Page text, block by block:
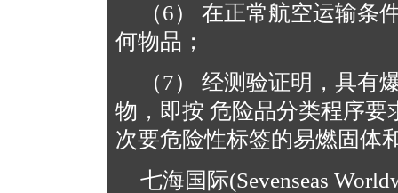
（6） 在正常航空运输条
何物品；
（7） 经测验证明，具有
物，即按 危险品分类程序
次要危险性标签的易燃固体
七海国际(Sevenseas